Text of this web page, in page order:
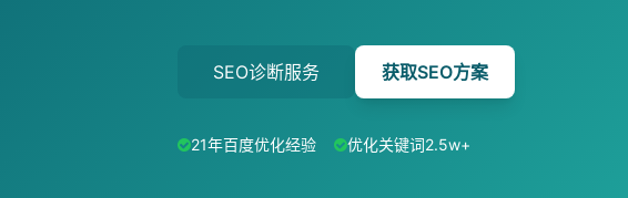
SEO诊断服务 获取SEO方案
21年百度优化经验 优化关键词2.5w+